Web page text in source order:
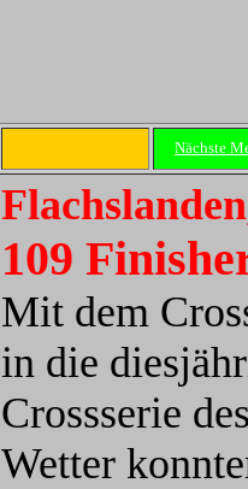
Nächste
109
Mit dem
in die
Crossserie
Wetter